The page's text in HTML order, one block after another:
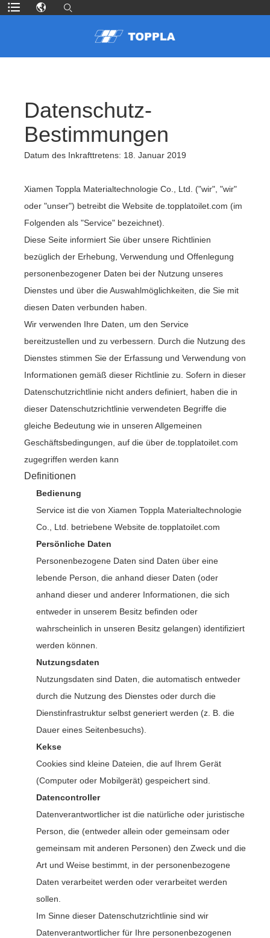
Datenschutz-
Bestimmungen
Datum des Inkrafttretens: 18. Januar 2019
Xiamen Toppla Materialtechnologie Co., Ltd. ("wir", "wir"
oder "unser") betreibt die Website de.topplatoilet.com (im
Folgenden als "Service" bezeichnet).
Diese Seite informiert Sie über unsere Richtlinien
bezüglich der Erhebung, Verwendung und Offenlegung
personenbezogener Daten bei der Nutzung unseres
Dienstes und über die Auswahlmöglichkeiten, die Sie mit
diesen Daten verbunden haben.
Wir verwenden Ihre Daten, um den Service
bereitzustellen und zu verbessern. Durch die Nutzung des
Dienstes stimmen Sie der Erfassung und Verwendung von
Informationen gemäß dieser Richtlinie zu. Sofern in dieser
Datenschutzrichtlinie nicht anders definiert, haben die in
dieser Datenschutzrichtlinie verwendeten Begriffe die
gleiche Bedeutung wie in unseren Allgemeinen
Geschäftsbedingungen, auf die über de.topplatoilet.com
zugegriffen werden kann
Definitionen
Bedienung
Service ist die von Xiamen Toppla Materialtechnologie
Co., Ltd. betriebene Website de.topplatoilet.com
Persönliche Daten
Personenbezogene Daten sind Daten über eine
lebende Person, die anhand dieser Daten (oder
anhand dieser und anderer Informationen, die sich
entweder in unserem Besitz befinden oder
wahrscheinlich in unseren Besitz gelangen) identifiziert
werden können.
Nutzungsdaten
Nutzungsdaten sind Daten, die automatisch entweder
durch die Nutzung des Dienstes oder durch die
Dienstinfrastruktur selbst generiert werden (z. B. die
Dauer eines Seitenbesuchs).
Kekse
Cookies sind kleine Dateien, die auf Ihrem Gerät
(Computer oder Mobilgerät) gespeichert sind.
Datencontroller
Datenverantwortlicher ist die natürliche oder juristische
Person, die (entweder allein oder gemeinsam oder
gemeinsam mit anderen Personen) den Zweck und die
Art und Weise bestimmt, in der personenbezogene
Daten verarbeitet werden oder verarbeitet werden
sollen.
Im Sinne dieser Datenschutzrichtlinie sind wir
Datenverantwortlicher für Ihre personenbezogenen